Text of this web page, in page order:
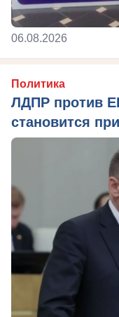
06.08.2026
Политика
ЛДПР против
становится